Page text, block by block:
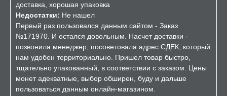
доставка, хорошая упаковка
Недостатки: Не нашел
Первый раз пользовался данным сайтом - Заказ
№171970. И остался довольным. Насчет доставки -
позвонила менеджер, посоветовала адрес СДЕК, который
нам удобен территориально. Пришел товар быстро,
тщательно упакованный, в соответствии с заказом. Цены
монет адекватные, выбор обширен, буду и дальше
пользоваться данным онлайн-магазином.